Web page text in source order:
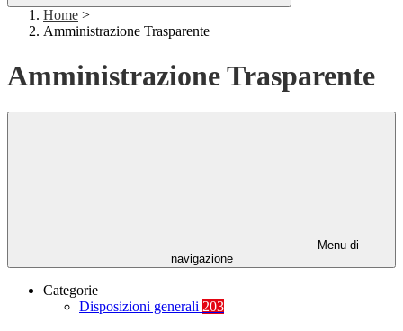
Home >
Amministrazione Trasparente
Amministrazione Trasparente
Menu di
navigazione
Categorie
Disposizioni generali 203